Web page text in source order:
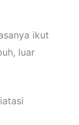
ikut
luar